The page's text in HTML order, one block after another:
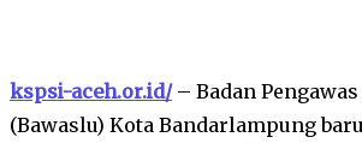
kspsi-aceh.or.id/– Badan
(Bawaslu) Kota Bandarlampung